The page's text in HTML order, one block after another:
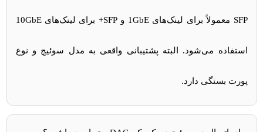
SFP معمولاً برای لینک‌های 1GbE و SFP+ برای لینک‌های 10GbE
استفاده می‌شود. البته پشتیبانی واقعی به مدل سوئیچ و نوع
پورت بستگی دارد.